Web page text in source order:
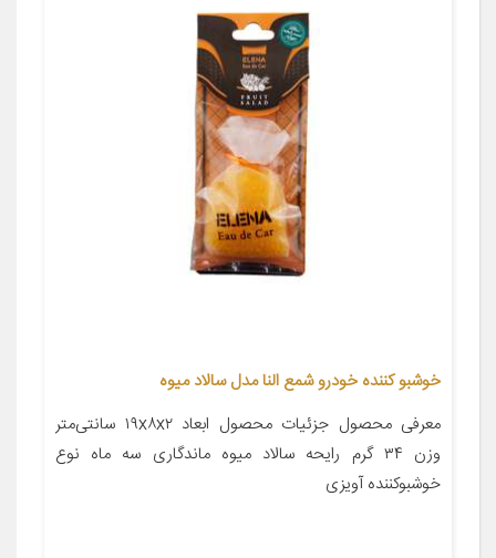
خوشبو کننده خودرو شمع النا مدل سالاد میوه
معرفی محصول جزئیات محصول ابعاد ۱۹x۸x۲ سانتی‌متر
وزن ۳۴ گرم رایحه سالاد میوه ماندگاری سه ماه نوع
خوشبوکننده آویزی